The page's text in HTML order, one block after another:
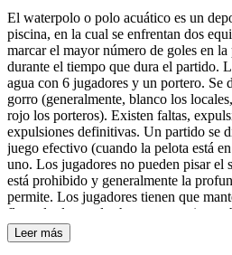
1908, se creo la Federación
estilo mariposa fue desarrollado en la
primer momento una variante del estilo
aceptado como un estilo independiente
El waterpolo o polo acuático es un
piscina, en la cual se enfrentan dos
marcar el mayor número de goles en
durante el tiempo que dura el partido.
agua con 6 jugadores y un portero. Se
gorro (generalmente, blanco los
rojo los porteros). Existen faltas,
expulsiones definitivas. Un partido se
juego efectivo (cuando la pelota está
uno. Los jugadores no pueden pisar el
está prohibido y generalmente la
permite. Los jugadores tienen que
flotando, lo que les hace consumir
30 segundos de posesión de la pelota
la portería contraria.
Leer más